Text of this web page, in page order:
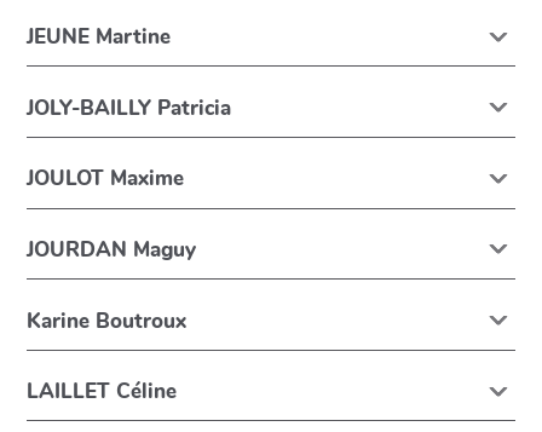
JEUNE Martine
JOLY-BAILLY Patricia
JOULOT Maxime
JOURDAN Maguy
Karine Boutroux
LAILLET Céline